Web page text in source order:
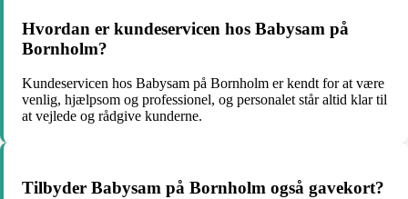
Hvordan er kundeservicen hos Babysam på
Bornholm?
Kundeservicen hos Babysam på Bornholm er kendt for at være
venlig, hjælpsom og professionel, og personalet står altid klar til
at vejlede og rådgive kunderne.
Tilbyder Babysam på Bornholm også gavekort?